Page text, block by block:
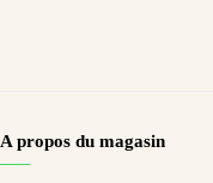
A propos du magasin